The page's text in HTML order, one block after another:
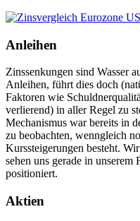
Anleihen
Zinssenkungen sind Wasser
Anleihen, führt dies doch
Faktoren wie
verlierend) in aller Regel zu
Mechanismus war bereits in
zu beobachten, wenngleich
Kurssteigerungen besteht.
sehen uns gerade in
positioniert.
Aktien